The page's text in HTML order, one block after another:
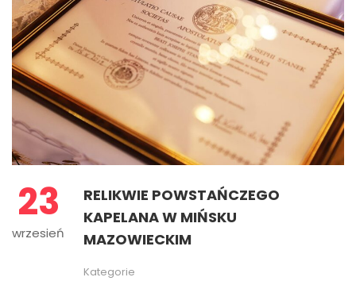
23
wrzesień
RELIKWIE POWSTAŃCZEGO
KAPELANA W MIŃSKU
MAZOWIECKIM
Kategorie